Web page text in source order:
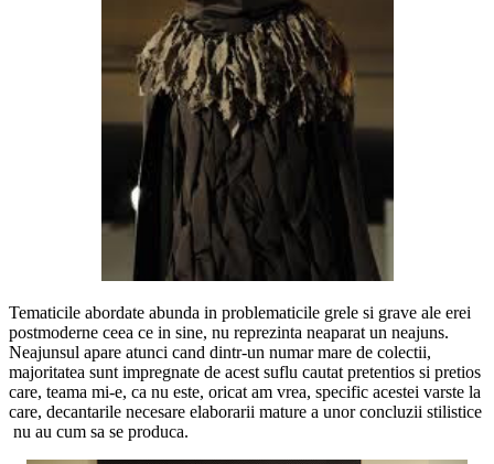
Tematicile abordate abunda in problematicile grele si grave ale erei
postmoderne ceea ce in sine, nu reprezinta neaparat un neajuns.
Neajunsul apare atunci cand dintr-un numar mare de colectii,
majoritatea sunt impregnate de acest suflu cautat pretentios si pretios
care, teama mi-e, ca nu este, oricat am vrea, specific acestei varste la
care, decantarile necesare elaborarii mature a unor concluzii stilistice
nu au cum sa se produca.